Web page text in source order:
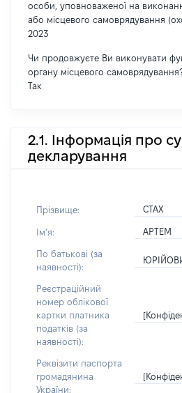
особи, уповноваженої на
або місцевого самоврядування
2023
Чи продовжуєте Ви виконувати
органу місцевого
Так
2.1. Інформація про
декларування
Прізвище: СТАХ
Імʼя: АРТЕМ
По батькові (за
наявності):
Реєстраційний
номер облікової
картки платника
податків (за
наявності):
Реквізити паспорта
громадянина
України: